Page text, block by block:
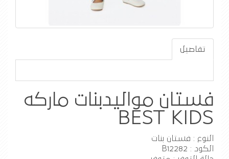
تفاصيل
فستان مواليدبنات ماركه
BEST KIDS
النوع : فستان بنات
الكود : B12282